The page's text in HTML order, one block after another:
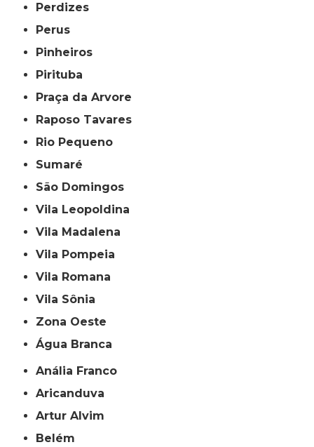
Perdizes
Perus
Pinheiros
Pirituba
Praça da Arvore
Raposo Tavares
Rio Pequeno
Sumaré
São Domingos
Vila Leopoldina
Vila Madalena
Vila Pompeia
Vila Romana
Vila Sônia
Zona Oeste
Água Branca
Anália Franco
Aricanduva
Artur Alvim
Belém